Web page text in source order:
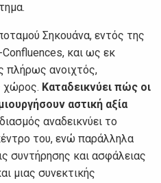
Σηκουάνα, εντός της
και ως εκ
πλήρως ανοιχτός,
χώρος. Καταδεικνύει πώς οι
αστική αξία
αναδεικνύει το
του, ενώ παράλληλα
συντήρησης και ασφάλειας
μιας συνεκτικής